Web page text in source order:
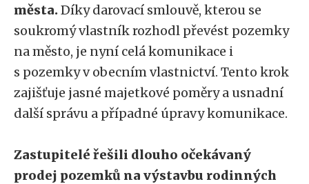
města.Díky darovací smlouvě, kterou se
soukromý vlastník rozhodl převést pozemky
na město, je nyní celá komunikace i
s pozemky v obecním vlastnictví. Tento krok
zajišťuje jasné majetkové poměry a usnadní
další správu a případné úpravy komunikace.
Zastupitelé řešili dlouho očekávaný
prodej pozemků na výstavbu rodinných